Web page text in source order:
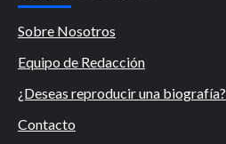
Sobre Nosotros
Equipo de Redacción
¿Deseas reproducir una biografía?
Contacto